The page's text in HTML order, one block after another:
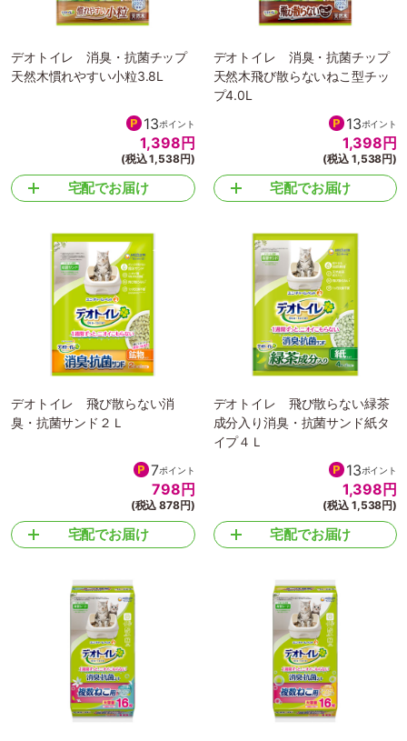
デオトイレ 消臭・抗菌チップ
天然木慣れやすい小粒3.8L
13ポイント
1,398 円
(税込 1,538円)
宅配でお届け
デオトイレ 消臭・抗菌チップ
天然木飛び散らないねこ型チッ
プ4.0L
13ポイント
1,398 円
(税込 1,538円)
宅配でお届け
デオトイレ 飛び散らない消
臭・抗菌サンド２Ｌ
7ポイント
798 円
(税込 878円)
宅配でお届け
デオトイレ 飛び散らない緑茶
成分入り消臭・抗菌サンド紙タ
イプ４Ｌ
13ポイント
1,398 円
(税込 1,538円)
宅配でお届け